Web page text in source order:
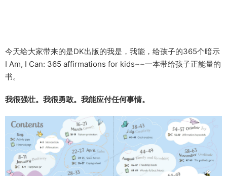
今天给大家带来的是DK出版的我是，我能，给孩子的365个暗示
I Am, I Can: 365 affirmations for kids~~一本带给孩子正能量的
书。
我很强壮。我很勇敢。我能应付任何事情。